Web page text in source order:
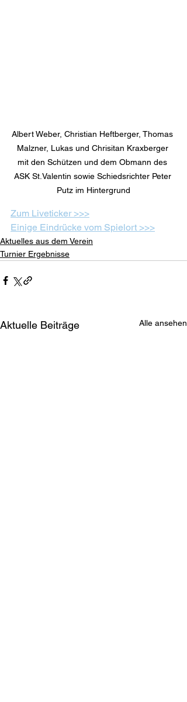
Albert Weber, Christian Heftberger, Thomas
Malzner, Lukas und Chrisitan Kraxberger
mit den Schützen und dem Obmann des
ASK St.Valentin sowie Schiedsrichter Peter
Putz im Hintergrund
Zum Liveticker >>>
Einige Eindrücke vom Spielort >>>
Aktuelles aus dem Verein
Turnier Ergebnisse
Aktuelle Beiträge Alle ansehen